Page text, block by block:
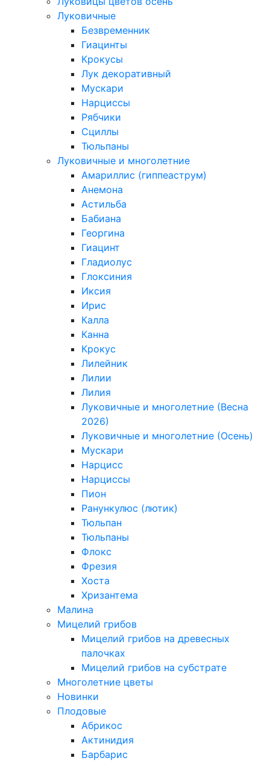
Луковичные
Безвременник
Гиацинты
Крокусы
Лук декоративный
Мускари
Нарциссы
Рябчики
Сциллы
Тюльпаны
Луковичные и многолетние
Амариллис (гиппеаструм)
Анемона
Астильба
Бабиана
Георгина
Гиацинт
Гладиолус
Глоксиния
Иксия
Ирис
Калла
Канна
Крокус
Лилейник
Лилии
Лилия
Луковичные и многолетние (Весна
2026)
Луковичные и многолетние (Осень)
Мускари
Нарцисс
Нарциссы
Пион
Ранункулюс (лютик)
Тюльпан
Тюльпаны
Флокс
Фрезия
Хоста
Хризантема
Малина
Мицелий грибов
Мицелий грибов на древесных
палочках
Мицелий грибов на субстрате
Многолетние цветы
Новинки
Плодовые
Абрикос
Актинидия
Барбарис